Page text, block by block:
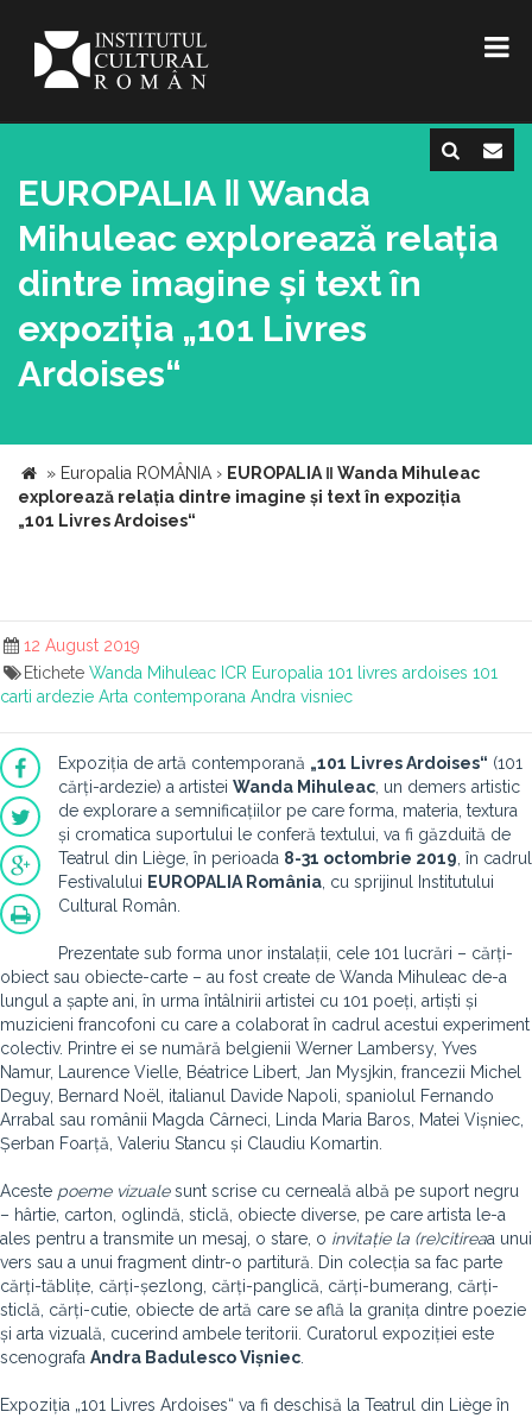
EUROPALIA ‖ Wanda
Mihuleac explorează relația
dintre imagine și text în
expoziția „101 Livres
Ardoises“
» Europalia ROMÂNIA › EUROPALIA ‖ Wanda Mihuleac
explorează relația dintre imagine și text în expoziția
„101 Livres Ardoises“
12 August 2019
Etichete Wanda Mihuleac ICR Europalia 101 livres ardoises 101
carti ardezie Arta contemporana Andra visniec
Expoziția de artă contemporană „101 Livres Ardoises“ (101
cărți-ardezie) a artistei Wanda Mihuleac , un demers artistic
de explorare a semnificațiilor pe care forma, materia, textura
și cromatica suportului le conferă textului, va fi găzduită de
Teatrul din Liège, în perioada 8-31 octombrie 2019 , în cadrul
Festivalului EUROPALIA România , cu sprijinul Institutului
Cultural Român.
Prezentate sub forma unor instalații, cele 101 lucrări – cărți-
obiect sau obiecte-carte – au fost create de Wanda Mihuleac de-a
lungul a șapte ani, în urma întâlnirii artistei cu 101 poeți, artiști și
muzicieni francofoni cu care a colaborat în cadrul acestui experiment
colectiv. Printre ei se numără belgienii Werner Lambersy, Yves
Namur, Laurence Vielle, Béatrice Libert, Jan Mysjkin, francezii Michel
Deguy, Bernard Noël, italianul Davide Napoli, spaniolul Fernando
Arrabal sau românii Magda Cârneci, Linda Maria Baros, Matei Vișniec,
Șerban Foarță, Valeriu Stancu și Claudiu Komartin.
Aceste poeme vizualesunt scrise cu cerneală albă pe suport negru
– hârtie, carton, oglindă, sticlă, obiecte diverse, pe care artista le-a
ales pentru a transmite un mesaj, o stare, o invitație la (re)citireaa unui
vers sau a unui fragment dintr-o partitură. Din colecția sa fac parte
cărți-tăblițe, cărți-șezlong, cărți-panglică, cărți-bumerang, cărți-
sticlă, cărți-cutie, obiecte de artă care se află la granița dintre poezie
și arta vizuală, cucerind ambele teritorii. Curatorul expoziției este
scenografa Andra Badulesco Vișniec
Expoziția „101 Livres Ardoises“ va fi deschisă la Teatrul din Liège în